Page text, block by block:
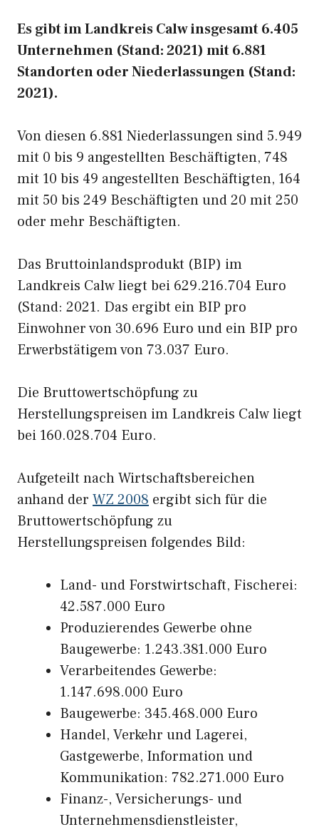
Es gibt im Landkreis Calw insgesamt 6.405
Unternehmen (Stand: 2021) mit 6.881
Standorten oder Niederlassungen (Stand:
2021).
Von diesen 6.881 Niederlassungen sind 5.949
mit 0 bis 9 angestellten Beschäftigten, 748
mit 10 bis 49 angestellten Beschäftigten, 164
mit 50 bis 249 Beschäftigten und 20 mit 250
oder mehr Beschäftigten.
Das Bruttoinlandsprodukt (BIP) im
Landkreis Calw liegt bei 629.216.704 Euro
(Stand: 2021. Das ergibt ein BIP pro
Einwohner von 30.696 Euro und ein BIP pro
Erwerbstätigem von 73.037 Euro.
Die Bruttowertschöpfung zu
Herstellungspreisen im Landkreis Calw liegt
bei 160.028.704 Euro.
Aufgeteilt nach Wirtschaftsbereichen
anhand der WZ 2008 ergibt sich für die
Bruttowertschöpfung zu
Herstellungspreisen folgendes Bild:
Land- und Forstwirtschaft, Fischerei:
42.587.000 Euro
Produzierendes Gewerbe ohne
Baugewerbe: 1.243.381.000 Euro
Verarbeitendes Gewerbe:
1.147.698.000 Euro
Baugewerbe: 345.468.000 Euro
Handel, Verkehr und Lagerei,
Gastgewerbe, Information und
Kommunikation: 782.271.000 Euro
Finanz-, Versicherungs- und
Unternehmensdienstleister,